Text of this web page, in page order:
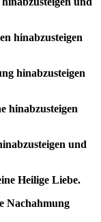
hinabzusteigen
hinabzusteigen
hinabzusteigen
und
Heilige Liebe.
Nachahmung